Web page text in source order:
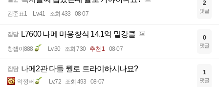
김준표1 Lv.41 조회 433 08-07
2
댓글
잡담 L7600 나메 마용창식 14.1억 밑강클
창잽이888 Lv.30 조회 730 추천 1 08-07
0
댓글
잡담 나메2관 다들 뭘로 트라이하시나요?
악깡버 Lv.72 조회 493 08-07
1
댓글